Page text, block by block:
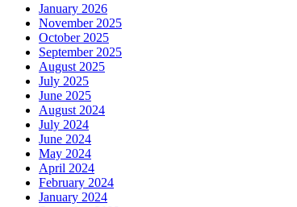
January 2026
November 2025
October 2025
September 2025
August 2025
July 2025
June 2025
August 2024
July 2024
June 2024
May 2024
April 2024
February 2024
January 2024